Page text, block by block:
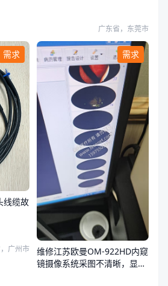
广东省，东莞市
需求
线缆故
广州市
需求
维修江苏欧曼OM-922HD内窥
镜摄像系统采图不清晰，显示